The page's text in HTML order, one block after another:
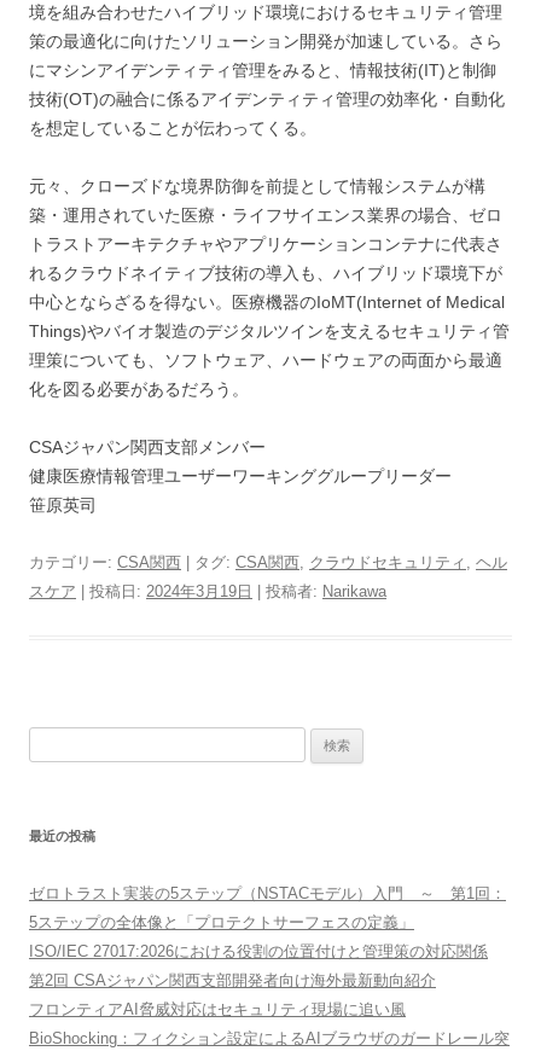
境を組み合わせたハイブリッド環境におけるセキュリティ管理
策の最適化に向けたソリューション開発が加速している。さら
にマシンアイデンティティ管理をみると、情報技術(IT)と制御
技術(OT)の融合に係るアイデンティティ管理の効率化・自動化
を想定していることが伝わってくる。
元々、クローズドな境界防御を前提として情報システムが構
築・運用されていた医療・ライフサイエンス業界の場合、ゼロ
トラストアーキテクチャやアプリケーションコンテナに代表さ
れるクラウドネイティブ技術の導入も、ハイブリッド環境下が
中心とならざるを得ない。医療機器のIoMT(Internet of Medical
Things)やバイオ製造のデジタルツインを支えるセキュリティ管
理策についても、ソフトウェア、ハードウェアの両面から最適
化を図る必要があるだろう。
CSAジャパン関西支部メンバー
健康医療情報管理ユーザーワーキンググループリーダー
笹原英司
カテゴリー: CSA関西 | タグ: CSA関西 クラウドセキュリティ
ヘル
スケア | 投稿日: 2024年3月19日 | 投稿者: Narikawa
索:
最近の投稿
ゼロトラスト実装の5ステップ（NSTACモデル）入門 ～ 第1回：
5ステップの全体像と「プロテクトサーフェスの定義」
ISO/IEC 27017:2026における役割の位置付けと管理策の対応関係
第2回 CSAジャパン関西支部開発者向け海外最新動向紹介
フロンティアAI脅威対応はセキュリティ現場に追い風
BioShocking：フィクション設定によるAIブラウザのガードレール突